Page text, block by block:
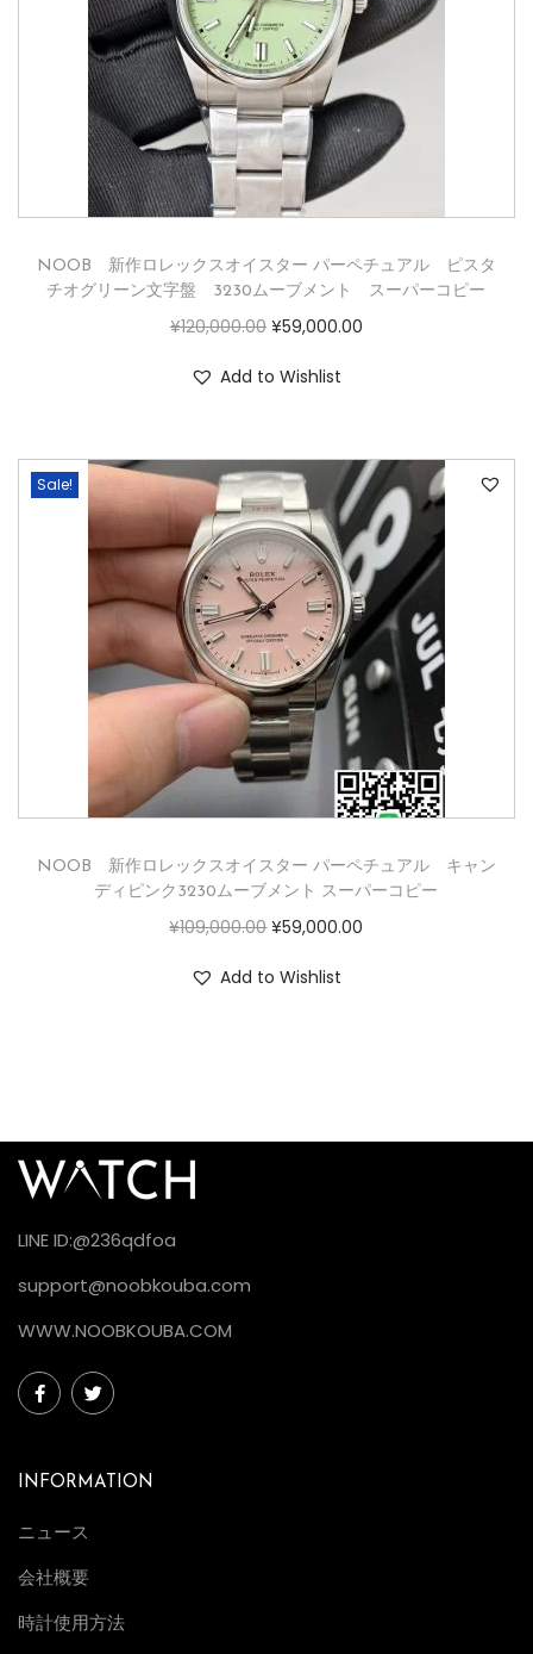
NOOB 新作ロレックスオイスター パーペチュアル ピスタ
チオグリーン文字盤 3230ムーブメント スーパーコピー
¥120,000.00 ¥59,000.00
Add to Wishlist
Sale!
NOOB 新作ロレックスオイスター パーペチュアル キャン
ディピンク3230ムーブメント スーパーコピー
¥109,000.00 ¥59,000.00
Add to Wishlist
LINE ID:@236qdfoa
support@noobkouba.com
WWW.NOOBKOUBA.COM
INFORMATION
ニュース
会社概要
時計使用方法